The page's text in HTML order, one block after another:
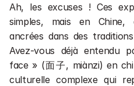
Ah, les excuses ! Ces
simples, mais en Chine,
ancrées dans des
Avez-vous déjà entendu
face » (面子, miànzi) en
culturelle complexe qui